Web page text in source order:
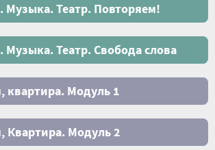
Музыка. Театр. Повторяем!
Музыка. Театр. Свобода слова
квартира. Модуль 1
Квартира. Модуль 2